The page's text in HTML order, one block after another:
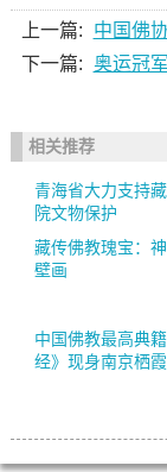
上一篇:
中国佛
下一篇: 奥运冠
相关推荐
青海省大力支持
院文物保护
藏传佛教瑰宝：
壁画
中国佛教最高典
经》现身南京栖